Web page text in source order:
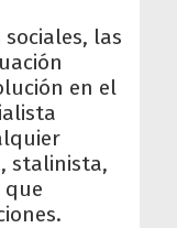
las
en el
stalinista,
que